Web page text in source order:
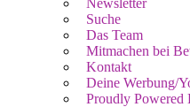
Newsletter
Suche
Das Team
Mitmachen bei
Kontakt
Deine Werbung/
Proudly Powered